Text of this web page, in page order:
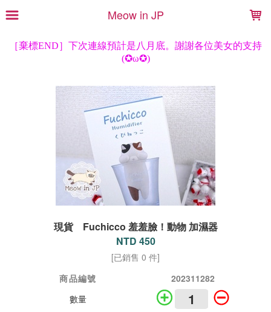
Meow in JP
現貨 Fuchicco 羞羞臉！動物 加濕器
NTD 450
[已銷售 0 件]
商品編號
202311282
數量